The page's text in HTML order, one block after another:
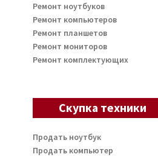
Ремонт ноутбуков
Ремонт компьютеров
Ремонт планшетов
Ремонт мониторов
Ремонт комплектующих
Скупка техники
Продать ноутбук
Продать компьютер